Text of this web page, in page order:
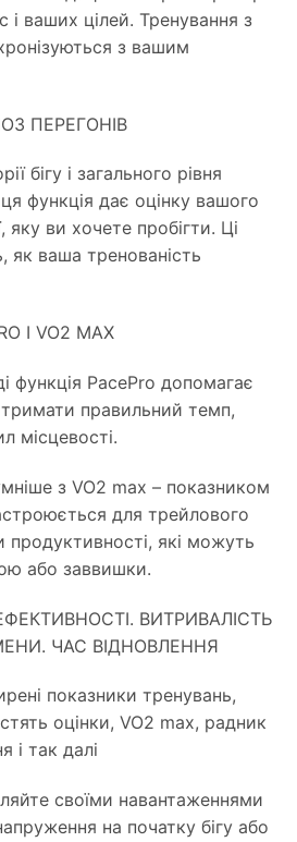
і ваших цілей. Тренування з
з вашим
ПЕРЕГОНІВ
бігу і загального рівня
ця функція дає оцінку вашого
яку ви хочете пробігти. Ці
як ваша тренованість
І VO2 MAX
функція PacePro допомагає
правильний темп,
місцевості.
з VO2 max – показником
для трейлового
продуктивності, які можуть
або заввишки.
ВИТРИВАЛІСТЬ
ЧАС ВІДНОВЛЕННЯ
показники тренувань,
оцінки, VO2 max, радник
і так далі
своїми навантаженнями
на початку бігу або